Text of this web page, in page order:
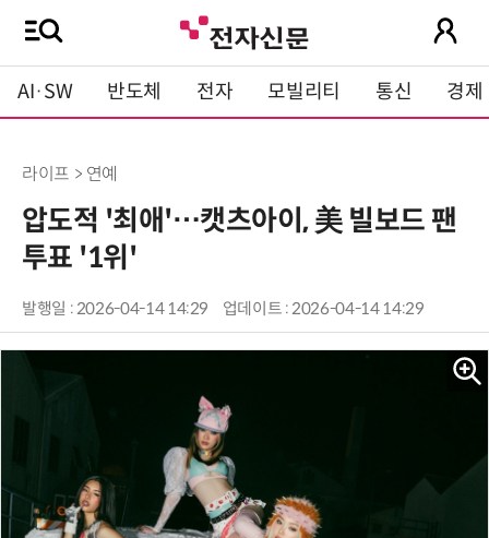
AI·SW 반도체 전자 모빌리티 통신 경제
라이프 > 연예
압도적 '최애'…캣츠아이, 美 빌보드 팬
투표 '1위'
발행일 : 2026-04-14 14:29 업데이트 : 2026-04-14 14:29